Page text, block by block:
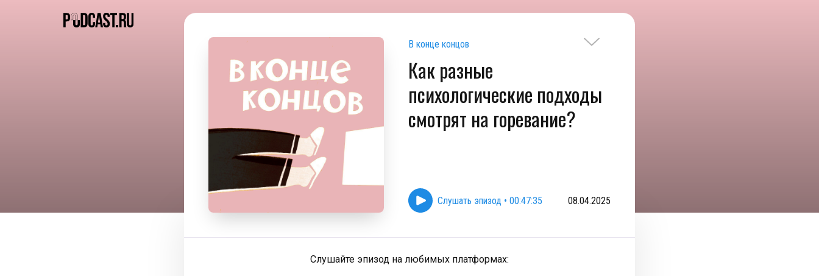
В конце концов
Как разные
психологические подходы
смотрят на горевание?
Слушать эпизод • 00:47:35 08.04.2025
Слушайте эпизод на любимых платформах: